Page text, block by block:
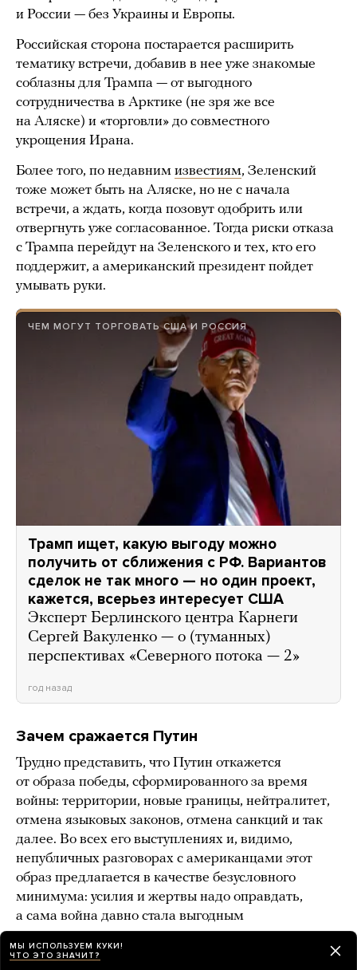
и России — без Украины и Европы.
Российская сторона постарается расширить
тематику встречи, добавив в нее уже знакомые
соблазны для Трампа — от выгодного
сотрудничества в Арктике (не зря же все
на Аляске) и «торговли» до совместного
укрощения Ирана.
Более того, по недавним известиям, Зеленский
тоже может быть на Аляске, но не с начала
встречи, а ждать, когда позовут одобрить или
отвергнуть уже согласованное. Тогда риски отказа
с Трампа перейдут на Зеленского и тех, кто его
поддержит, а американский президент пойдет
умывать руки.
ЧЕМ МОГУТ ТОРГОВАТЬ США И РОССИЯ
Трамп ищет, какую выгоду можно
получить от сближения с РФ. Вариантов
сделок не так много — но один проект,
кажется, всерьез интересует США
Эксперт Берлинского центра Карнеги
Сергей Вакуленко — о (туманных)
перспективах «Северного потока — 2»
год назад
Зачем сражается Путин
Трудно представить, что Путин откажется
от образа победы, сформированного за время
войны: территории, новые границы, нейтралитет,
отмена языковых законов, отмена санкций и так
далее. Во всех его выступлениях и, видимо,
непубличных разговорах с американцами этот
образ предлагается в качестве безусловного
минимума: усилия и жертвы надо оправдать,
а сама война давно стала выгодным
внутриполитическим активом.
Но как всякий рискованный актив, он подвержен
МЫ ИСПОЛЬЗУЕМ КУКИ!
ЧТО ЭТО ЗНАЧИТ?